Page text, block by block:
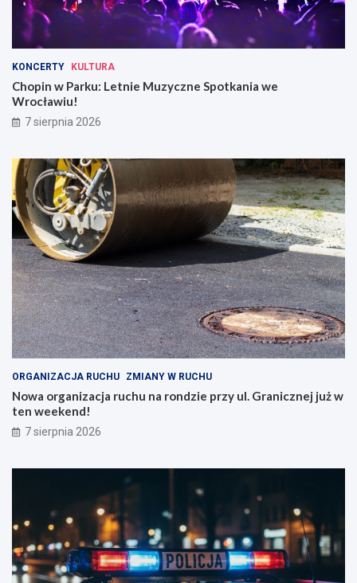
KONCERTY KULTURA
Chopin w Parku: Letnie Muzyczne Spotkania we
Wrocławiu!
7 sierpnia 2026
ORGANIZACJA RUCHU ZMIANY W RUCHU
Nowa organizacja ruchu na rondzie przy ul. Granicznej już w
ten weekend!
7 sierpnia 2026